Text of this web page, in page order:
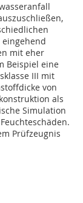
eingehend
mit eher
Beispiel eine
III mit
von
als
Simulation
Prüfzeugnis